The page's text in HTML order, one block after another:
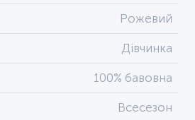
Рожевий
Дівчинка
100% бавовна
Всесезон